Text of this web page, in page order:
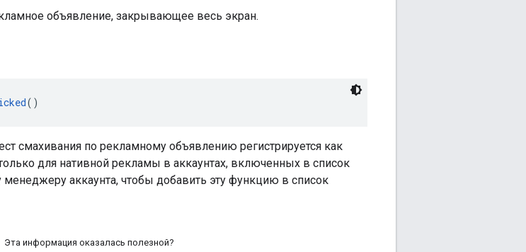
объявление, закрывающее весь экран.
()
смахивания по рекламному объявлению регистрируется как
для нативной рекламы в аккаунтах, включенных в список
аккаунта, чтобы добавить эту функцию в список
Эта информация оказалась полезной?